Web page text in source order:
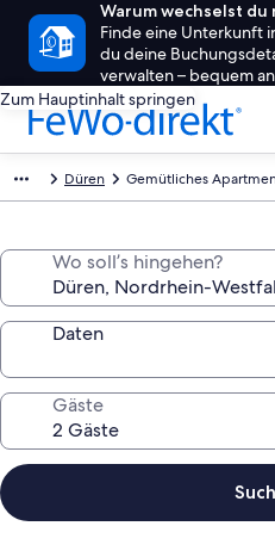
Warum wechselst du
Finde eine Unterkunft
du deine
verwalten – bequem
Zum Hauptinhalt springen
Düren Gemütliches
Wo soll’s hingehen?
Daten
Gäste